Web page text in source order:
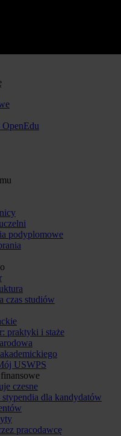
podyplomowe
czas studiów
praktyki i staże
USWPS
czesne
dla kandydatów
pracodawcę